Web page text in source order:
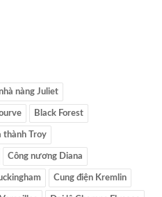
nàng Juliet
Black Forest
thành Troy
Công nương Diana
Cung điện Kremlin